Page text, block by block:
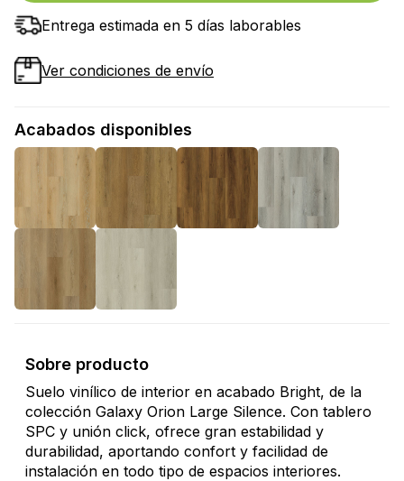
Entrega estimada en 5 días laborables
Ver condiciones de envío
Acabados disponibles
Sobre producto
Suelo vinílico de interior en acabado Bright, de la
colección Galaxy Orion Large Silence. Con tablero
SPC y unión click, ofrece gran estabilidad y
durabilidad, aportando confort y facilidad de
instalación en todo tipo de espacios interiores.